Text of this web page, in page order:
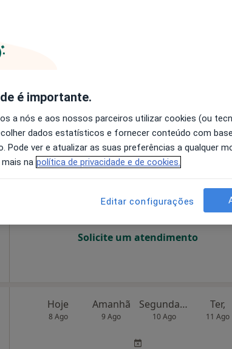
Hoje
8 Ago
Amanhã
9 Ago
Segunda-feira
10 Ago
Ter,
O agendamento online não está
Solicite um atendimento
Hoje
8 Ago
Amanhã
9 Ago
Segunda-feira
10 Ago
Ter,
11 Ago
é importante.
a nós e aos nossos parceiros utilizar cookies (ou
dados estatísticos e fornecer conteúdo com
Pode ver e atualizar as suas preferências a qualquer
na política de privacidade e de cookies.
Editar configurações